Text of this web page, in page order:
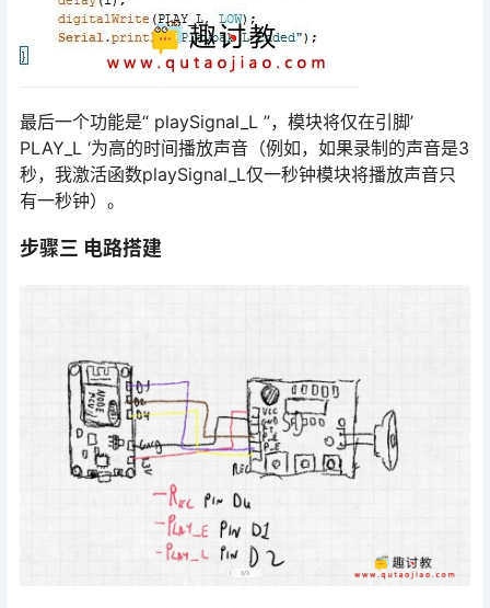
最后一个功能是“ playSignal_L ”，模块将仅在引脚’
PLAY_L ‘为高的时间播放声音（例如，如果录制的声音是3
秒，我激活函数playSignal_L仅一秒钟模块将播放声音只
有一秒钟）。
步骤三 电路搭建